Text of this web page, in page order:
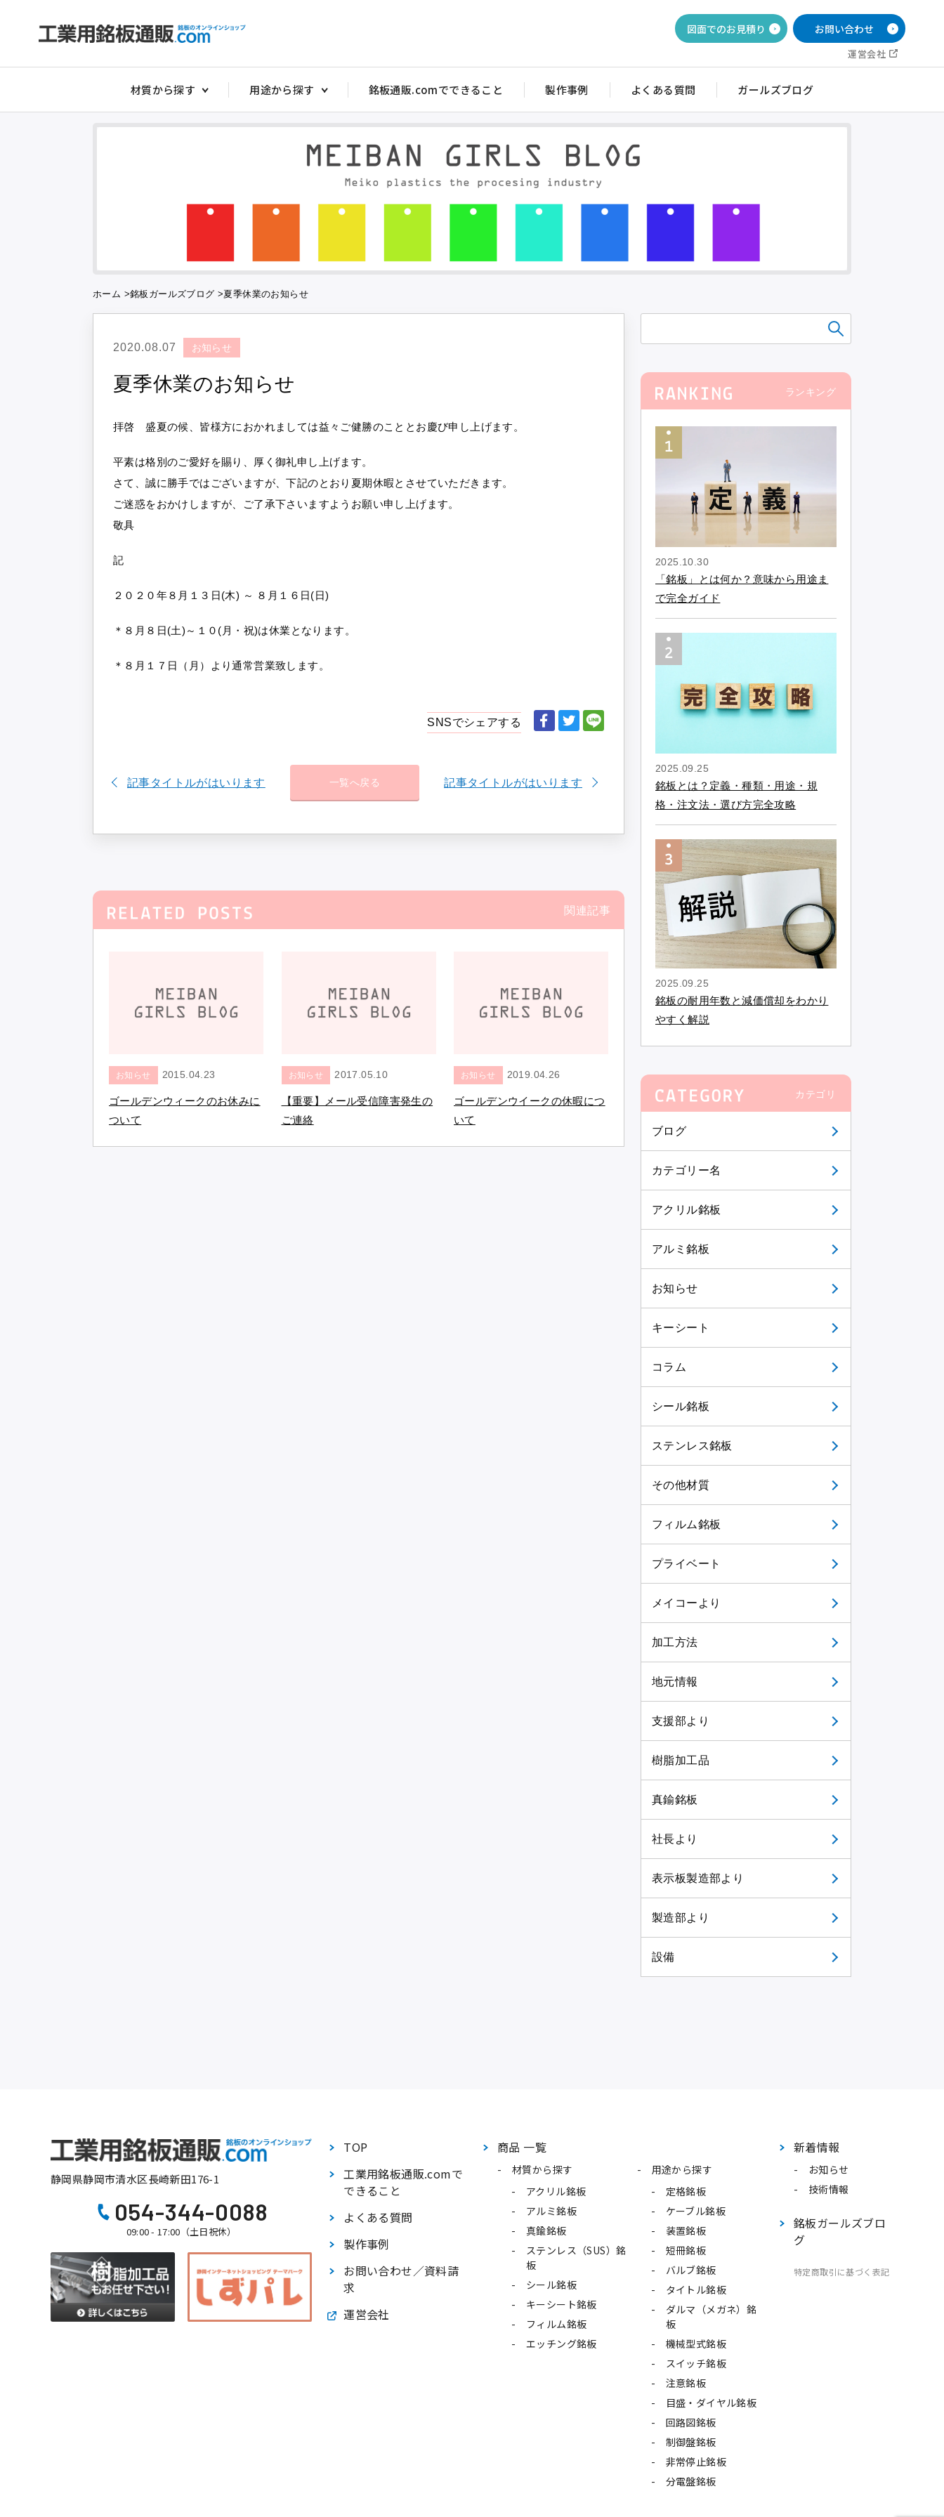
図面でのお見積り お問い合わせ
運営会社
材質から探す
非常停止銘板
アクリルスイッチ銘板
アクリルダルマ銘板 PW型
アクリル注意銘板
アクリル部品目盛彫刻
アクリルダルマ（メガネ）銘板 PW型
アクリル注意銘板
アクリルスイッチ銘板
アクリルバルブ銘板
用途から探す 銘板通販.comでできること 製作事例 よくある質問 ガールズブログ
ランキング
2025.10.30
「銘板」とは何か？意味から用途ま
で完全ガイド
2025.09.25
銘板とは？定義・種類・用途・規
格・注文法・選び方完全攻略
2025.09.25
銘板の耐用年数と減価償却をわかり
やすく解説
カテゴリ
ブログ
カテゴリー名
アクリル銘板
アルミ銘板
お知らせ
キーシート
コラム
シール銘板
ステンレス銘板
その他材質
フィルム銘板
プライベート
メイコーより
加工方法
地元情報
支援部より
樹脂加工品
真鍮銘板
社長より
表示板製造部より
製造部より
設備
ホーム >銘板ガールズブログ >夏季休業のお知らせ
2020.08.07 お知らせ
夏季休業のお知らせ
拝啓 盛夏の候、皆様方におかれましては益々ご健勝のこととお慶び申し上げます。
平素は格別のご愛好を賜り、厚く御礼申し上げます。
さて、誠に勝手ではございますが、下記のとおり夏期休暇とさせていただきます。
ご迷惑をおかけしますが、ご了承下さいますようお願い申し上げます。
敬具
記
２０２０年８月１３日(木) ～ ８月１６日(日)
＊８月８日(土)～１０(月・祝)は休業となります。
＊８月１７日（月）より通常営業致します。
SNSでシェアする
記事タイトルがはいります 一覧へ戻る 記事タイトルがはいります
関連記事
お知らせ 2015.04.23
ゴールデンウィークのお休みに
ついて
お知らせ 2017.05.10
【重要】メール受信障害発生の
ご連絡
お知らせ 2019.04.26
ゴールデンウイークの休暇につ
いて
静岡県静岡市清水区長崎新田176-1
054-344-0088
09:00 - 17:00（土日祝休）
TOP
工業用銘板通販.comで
できること
よくある質問
製作事例
お問い合わせ／資料請
求
運営会社
商品 一覧
材質から探す
アクリル銘板
アルミ銘板
真鍮銘板
ステンレス（SUS）銘
板
シール銘板
キーシート銘板
フィルム銘板
エッチング銘板
用途から探す
定格銘板
ケーブル銘板
装置銘板
短冊銘板
バルブ銘板
タイトル銘板
ダルマ（メガネ）銘
板
機械型式銘板
スイッチ銘板
注意銘板
目盛・ダイヤル銘板
回路図銘板
制御盤銘板
非常停止銘板
分電盤銘板
新着情報
お知らせ
技術情報
銘板ガールズブロ
グ
特定商取引に基づく表記